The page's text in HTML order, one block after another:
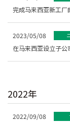
完成马来西亚新工厂
2023/05/08
在马来西亚设立子公
2022年
2022/09/08